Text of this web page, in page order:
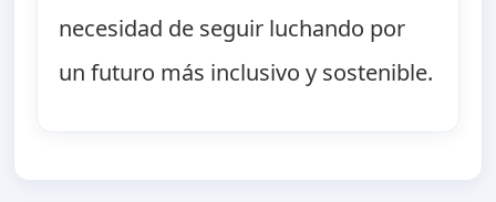
necesidad de seguir luchando por
un futuro más inclusivo y sostenible.